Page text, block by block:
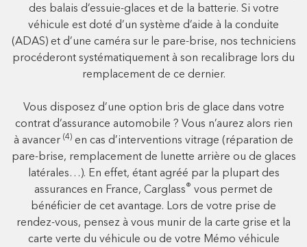
des balais d’essuie-glaces et de la batterie. Si votre
véhicule est doté d’un système d’aide à la conduite
(ADAS) et d’une caméra sur le pare-brise, nos techniciens
procéderont systématiquement à son recalibrage lors du
remplacement de ce dernier.
Vous disposez d’une option bris de glace dans votre
contrat d’assurance automobile ? Vous n’aurez alors rien
à avancer (4) en cas d’interventions vitrage (réparation de
pare-brise, remplacement de lunette arrière ou de glaces
latérales…). En effet, étant agréé par la plupart des
assurances en France, Carglass® vous permet de
bénéficier de cet avantage. Lors de votre prise de
rendez-vous, pensez à vous munir de la carte grise et la
carte verte du véhicule ou de votre Mémo véhicule